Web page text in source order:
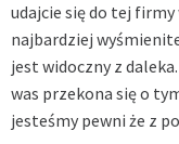
udajcie się do tej
najbardziej
jest widoczny z
was przekona się o
jesteśmy pewni że z